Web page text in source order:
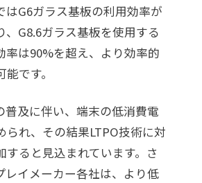
はG6ガラス基板の利用効率が
、G8.6ガラス基板を使用する
率は90%を超え、より効率的
です。
普及に伴い、端末の低消費電
られ、その結果LTPO技術に対
すると見込まれています。さ
レイメーカー各社は、より低